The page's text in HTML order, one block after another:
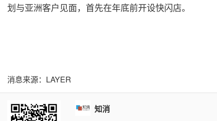
划与亚洲客户见面，首先在年底前开设快闪店。
消息来源：LAYER
知消